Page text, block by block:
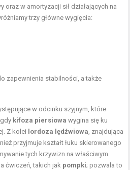
oraz w amortyzacji sił działających na
trzy główne wygięcia:
zapewnienia stabilności, a także
w odcinku szyjnym, które
kifoza piersiowa wygina się ku
Z kolei lordoza lędźwiowa, znajdująca
przyjmuje kształt łuku skierowanego
tych krzywizn na właściwym
ćwiczeń, takich jak pompki; pozwala to